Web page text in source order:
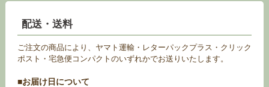
配送・送料
ご注文の商品により、ヤマト運輸・レターパックプラス・クリック
ポスト・宅急便コンパクトのいずれかでお送りいたします。
■お届け日について